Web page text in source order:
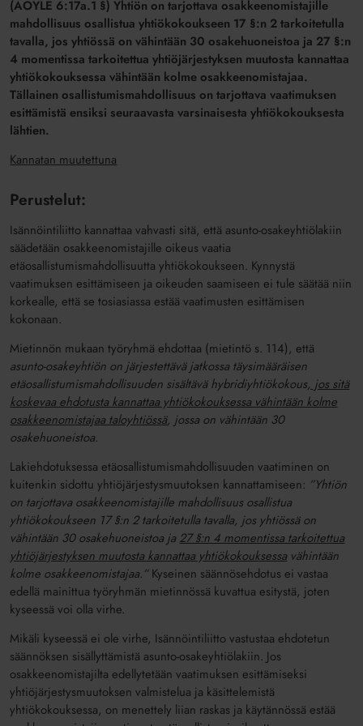
(AOYLE 6:17a.1 §) Yhtiön on tarjottava osakkeenomistajille
mahdollisuus osallistua yhtiökokoukseen 17 §:n 2 tarkoitetulla
tavalla, jos yhtiössä on vähintään 30 osakehuoneistoa ja 27 §:n
4 momentissa tarkoitettua yhtiöjärjestyksen muutosta kannattaa
yhtiökokouksessa vähintään kolme osakkeenomistajaa.
Tällainen osallistumismahdollisuus on tarjottava vaatimuksen
esittämistä ensiksi seuraavasta varsinaisesta yhtiökokouksesta
lähtien.
Kannatan muutettuna
Perustelut:
Isännöintiliitto kannattaa vahvasti sitä, että asunto-osakeyhtiölakiin
säädetään osakkeenomistajille oikeus vaatia
etäosallistumismahdollisuutta yhtiökokoukseen. Kynnystä
vaatimuksen esittämiseen ja oikeuden saamiseen ei tule säätää niin
korkealle, että se tosiasiassa estää vaatimusten esittämisen
kokonaan.
Mietinnön mukaan työryhmä ehdottaa (mietintö s. 114), että
asunto-osakeyhtiön on järjestettävä jatkossa täysimääräisen
etäosallistumismahdollisuuden sisältävä hybridiyhtiökokous, jos sitä
koskevaa ehdotusta kannattaa yhtiökokouksessa vähintään kolme
osakkeenomistajaa taloyhtiössä, jossa on vähintään 30
osakehuoneistoa.
Lakiehdotuksessa etäosallistumismahdollisuuden vaatiminen on
kuitenkin sidottu yhtiöjärjestysmuutoksen kannattamiseen: ”Yhtiön
on tarjottava osakkeenomistajille mahdollisuus osallistua
yhtiökokoukseen 17 §:n 2 tarkoitetulla tavalla, jos yhtiössä on
vähintään 30 osakehuoneistoa ja27 §:n 4 momentissa tarkoitettua
yhtiöjärjestyksen muutosta kannattaa yhtiökokouksessavähintään
kolme osakkeenomistajaa.”Kyseinen säännösehdotus ei vastaa
edellä mainittua työryhmän mietinnössä kuvattua esitystä, joten
kyseessä voi olla virhe.
Mikäli kyseessä ei ole virhe, Isännöintiliitto vastustaa ehdotetun
säännöksen sisällyttämistä asunto-osakeyhtiölakiin. Jos
osakkeenomistajilta edellytetään vaatimuksen esittämiseksi
yhtiöjärjestysmuutoksen valmistelua ja käsittelemistä
yhtiökokouksessa, on menettely liian raskas ja käytännössä estää